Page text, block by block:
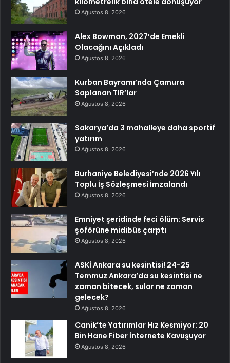
Ağustos 8, 2026
Alex Bowman, 2027’de Emekli
Olacağını Açıkladı
Ağustos 8, 2026
Kurban Bayramı’nda Çamura
Saplanan TIR’lar
Ağustos 8, 2026
Sakarya’da 3 mahalleye daha sportif
yatırım
Ağustos 8, 2026
Burhaniye Belediyesi’nde 2026 Yılı
Toplu İş Sözleşmesi İmzalandı
Ağustos 8, 2026
Emniyet şeridinde feci ölüm: Servis
şoförüne midibüs çarptı
Ağustos 8, 2026
ASKİ Ankara su kesintisi! 24-25
Temmuz Ankara’da su kesintisi ne
zaman bitecek, sular ne zaman
gelecek?
Ağustos 8, 2026
Canik’te Yatırımlar Hız Kesmiyor: 20
Bin Hane Fiber İnternete Kavuşuyor
Ağustos 8, 2026